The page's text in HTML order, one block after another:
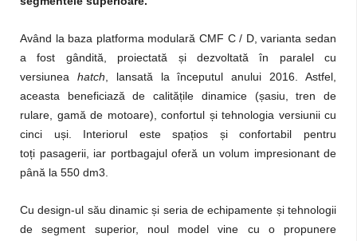
Având la baza platforma modulară CMF C / D, varianta sedan
a fost gândită, proiectată și dezvoltată în paralel cu
versiunea hatch , lansată la începutul anului 2016. Astfel,
aceasta beneficiază de calitățile dinamice (șasiu, tren de
rulare, gamă de motoare), confortul și tehnologia versiunii cu
cinci uși. Interiorul este spațios și confortabil pentru
toți pasagerii, iar portbagajul oferă un volum impresionant de
până la 550 dm3.
Cu design-ul său dinamic și seria de echipamente și tehnologii
de segment superior, noul model vine cu o propunere